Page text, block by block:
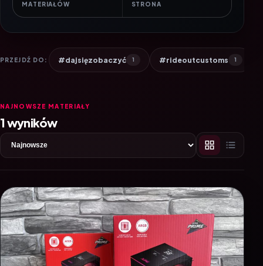
MATERIAŁÓW STRONA
PRZEJDŹ DO: #dajsięzobaczyć 1 #rideoutcustoms 1
NAJNOWSZE MATERIAŁY
1 wyników